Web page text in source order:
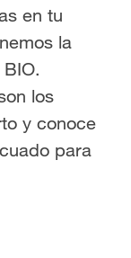
en tu
la
los
y conoce
para